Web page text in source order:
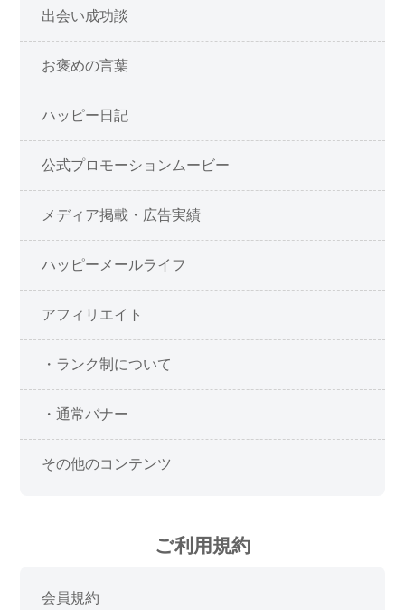
出会い成功談
お褒めの言葉
ハッピー日記
公式プロモーションムービー
メディア掲載・広告実績
ハッピーメールライフ
アフィリエイト
・ランク制について
・通常バナー
その他のコンテンツ
ご利用規約
会員規約